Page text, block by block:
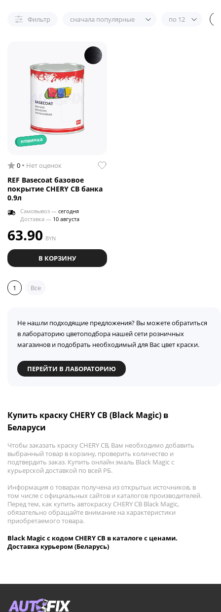
Фильтр сначала популярные по 12
новинка
0 Нет оценок
REF Basecoat базовое
покрытие CHERY CB банка
0.9л
Самовывоз — сегодня
Доставка — 10 августа
63.90 BYN
В КОРЗИНУ
1 Все
Не нашли подходящие предложения? Вы можете обратиться
в лабораторию цветоподбора нашей сети розничных
магазинов и подобрать необходимый для Вас цвет краски.
ПЕРЕЙТИ В ЛАБОРАТОРИЮ
Купить краску CHERY CB (Black Magic) в
Беларуси
Чтобы заказать краску CHERY CB, Вам необходимо добавить
выбранный товар в корзину, проверить количество и
подтвердить заказ. Купить онлайн эмаль Black Magic с
курьерской доставкой по всей РБ.
Информация о товарах получена из открытых источников, в
том числе с официальных сайтов и каталогов производителей.
Перед тем, как купить автокраску CHERY CB Black Magic,
обязательно обращайте внимание на характеристики
приобретаемого товара.
Black Magic с кодом CHERY CB в каталоге с ценами.
Доставка курьером (Беларусь)